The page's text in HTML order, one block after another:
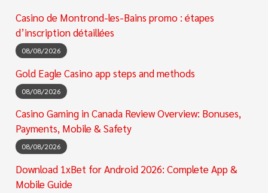
Casino de Montrond-les-Bains promo : étapes
d’inscription détaillées
08/08/2026
Gold Eagle Casino app steps and methods
08/08/2026
Casino Gaming in Canada Review Overview: Bonuses,
Payments, Mobile & Safety
08/08/2026
Download 1xBet for Android 2026: Complete App &
Mobile Guide